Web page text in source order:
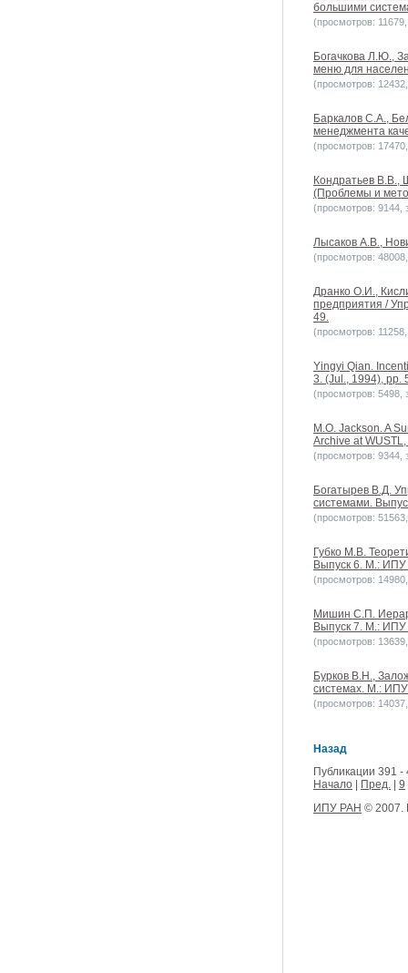
большими
(просмотров:
Богачкова Л.Ю.,
меню для
(просмотров:
Баркалов С.А.,
менеджмента
(просмотров:
Кондратьев В.В.,
(Проблемы и
(просмотров: 9144,
Лысаков А.В.,
(просмотров:
Дранко О.И.,
предприятия /
49.
(просмотров:
Yingyi Qian.
3. (Jul., 1994), pp.
(просмотров: 5498,
M.O. Jackson. A
Archive at
(просмотров: 9344,
Богатырев В.Д.
системами.
(просмотров:
Губко М.В.
Выпуск 6. М.:
(просмотров:
Мишин С.П.
Выпуск 7. М.:
(просмотров:
Бурков В.Н.,
системах. М.:
(просмотров:
Назад
Публикации 391 -
Начало
Пред.
9
ИПУ РАН © 2007.